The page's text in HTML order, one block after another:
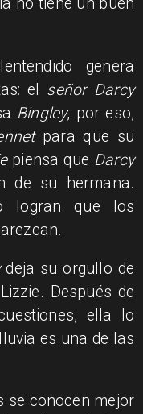
no tiene un buen
genera
el señor Darcy
Bingley, por eso,
para que su
piensa que Darcy
de su hermana.
logran que los
deja su orgullo de
Después de
ella lo
es una de las
se conocen mejor